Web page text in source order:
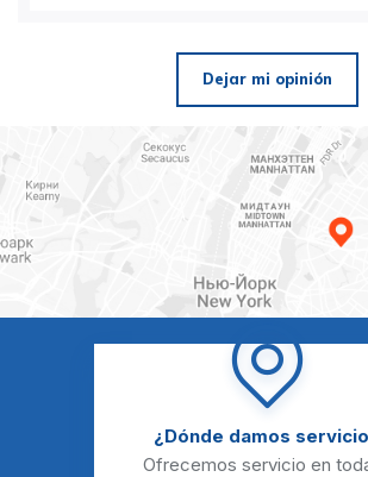
Dejar mi opinión
¿Dónde damos
Ofrecemos servicio en